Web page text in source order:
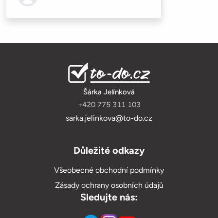
Šárka Jelínková
+420 775 311 103
sarka.jelinkova@to-do.cz
Důležité odkazy
Všeobecné obchodní podmínky
Zásady ochrany osobních údajů
Sledujte nás: